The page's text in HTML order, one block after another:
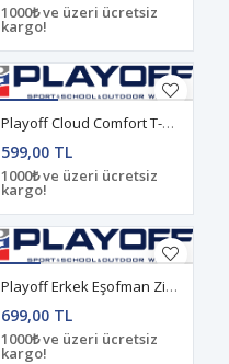
1000₺ ve üzeri ücretsiz
kargo!
Playoff Cloud Comfort T-Sihrt Lacivert
599,00 TL
1000₺ ve üzeri ücretsiz
kargo!
Playoff Erkek Eşofman Zipper Alt Siyah
699,00 TL
1000₺ ve üzeri ücretsiz
kargo!